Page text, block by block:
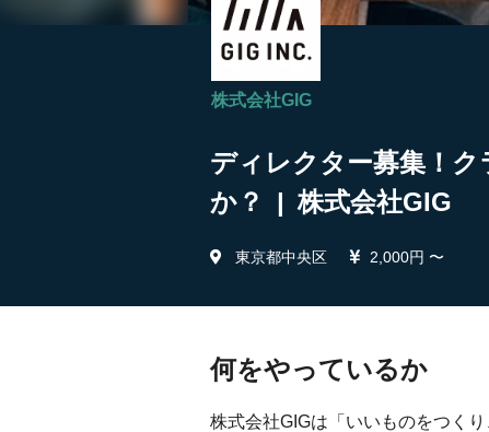
株式会社GIG
ディレクター募集！
か？ | 株式会社GIG
東京都中央区 2,000円 〜
何をやっているか
株式会社GIGは「いいものをつく